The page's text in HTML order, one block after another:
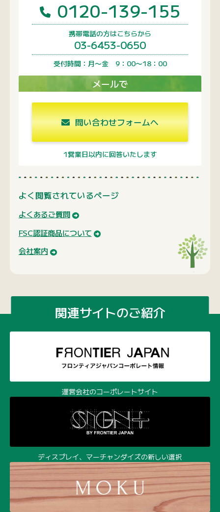
1営業日以内に回答いたします
よく閲覧されているページ
FSC認証商品について
会社案内
ディスプレイ、マーチャンダイズの新しい選択
100個から作れる木製オリジナルグッズ
環境経営時代の樹脂成形サービス